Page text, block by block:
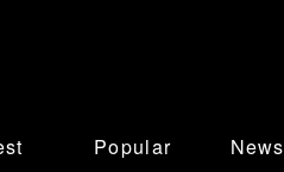
Popular News